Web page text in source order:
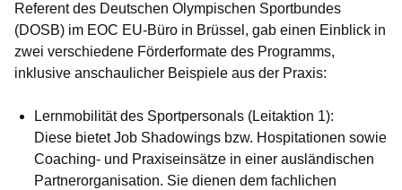
Referent des Deutschen Olympischen Sportbundes
(DOSB) im EOC EU-Büro in Brüssel, gab einen Einblick in
zwei verschiedene Förderformate des Programms,
inklusive anschaulicher Beispiele aus der Praxis:
Lernmobilität des Sportpersonals (Leitaktion 1):
Diese bietet Job Shadowings bzw. Hospitationen sowie
Coaching- und Praxiseinsätze in einer ausländischen
Partnerorganisation. Sie dienen dem fachlichen